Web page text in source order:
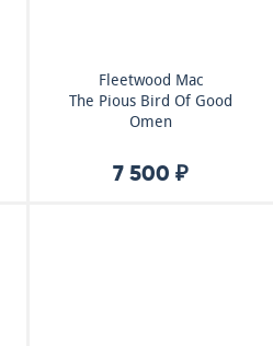
Fleetwood Mac
The Pious Bird Of Good
Omen
7 500 ₽